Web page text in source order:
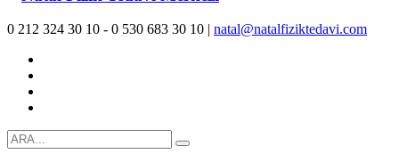
0 212 324 30 10 - 0 530 683 30 10 | natal@natalfiziktedavi.com